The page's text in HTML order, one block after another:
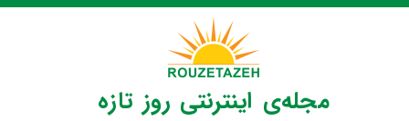
مجله‌ی اینترنتی روز تازه